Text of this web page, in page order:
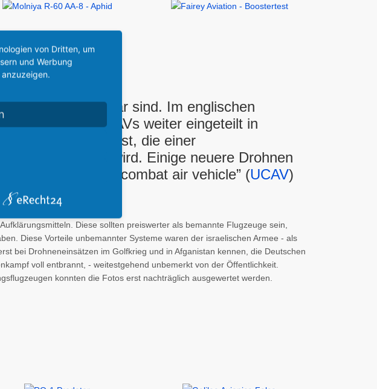
verwendbar sind. Im englischen
Dabei werden UAVs weiter eingeteilt in
Drohne eine ist, die einer
ferngesteuert wird. Einige neuere Drohnen
als “unmanned combat air vehicle” (UCAV)
Diese sollten preiswerter als bemannte Flugzeuge sein,
Diese Vorteile unbemannter Systeme waren der israelischen Armee - als
bei Drohneneinsätzen im Golfkrieg und in Afganistan kennen, die Deutschen
voll entbrannt, - weitestgehend unbemerkt von der Öffentlichkeit.
konnten die Fotos erst nachträglich ausgewertet werden.
von Dritten, um
und Werbung